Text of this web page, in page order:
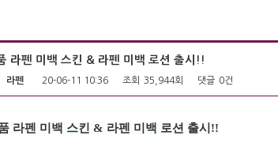
라펜 미백 스킨 & 라펜 미백 로션 출시!!
라펜 20-06-11 10:36 조회 35,944회 댓글 0건
라펜 미백 스킨 & 라펜 미백 로션 출시!!